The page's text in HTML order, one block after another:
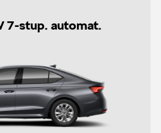
7-stup. automat.